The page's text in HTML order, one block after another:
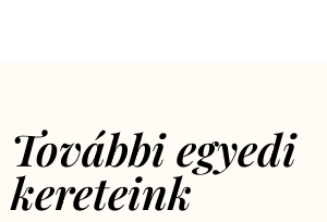
További egyedi
kereteink